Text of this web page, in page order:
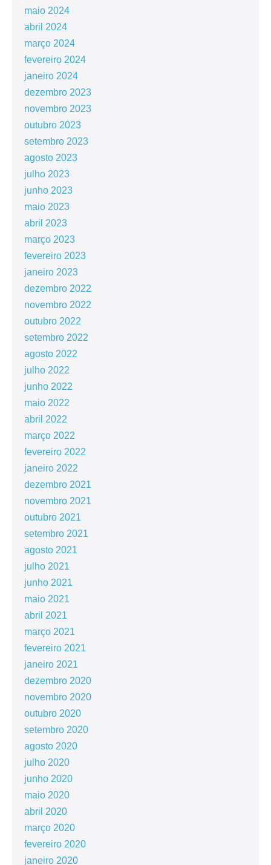
maio 2024
abril 2024
março 2024
fevereiro 2024
janeiro 2024
dezembro 2023
novembro 2023
outubro 2023
setembro 2023
agosto 2023
julho 2023
junho 2023
maio 2023
abril 2023
março 2023
fevereiro 2023
janeiro 2023
dezembro 2022
novembro 2022
outubro 2022
setembro 2022
agosto 2022
julho 2022
junho 2022
maio 2022
abril 2022
março 2022
fevereiro 2022
janeiro 2022
dezembro 2021
novembro 2021
outubro 2021
setembro 2021
agosto 2021
julho 2021
junho 2021
maio 2021
abril 2021
março 2021
fevereiro 2021
janeiro 2021
dezembro 2020
novembro 2020
outubro 2020
setembro 2020
agosto 2020
julho 2020
junho 2020
maio 2020
abril 2020
março 2020
fevereiro 2020
janeiro 2020